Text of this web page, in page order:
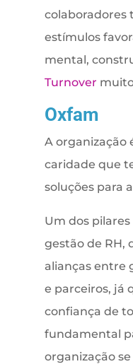
colaboradores
estímulos
mental,
Turnover
Oxfam
A organização
caridade que
soluções para
Um dos
gestão de RH,
alianças entre
e parceiros, já
confiança de
fundamental
organização